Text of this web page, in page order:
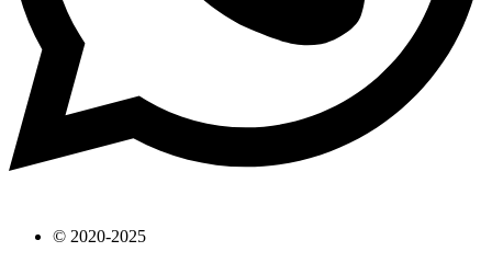
© 2020-2025